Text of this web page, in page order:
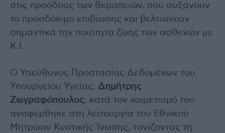
στις προόδους των θεραπειών, που αυξάνουν
το προσδόκιμο επιβίωσης και βελτιώνουν
σημαντικά την ποιότητα ζωής των ασθενών με
Κ.Ι.
Ο Υπεύθυνος Προστασίας Δεδομένων του
Υπουργείου Υγείας, Δημήτρης
Ζωγραφόπουλος, κατά τον χαιρετισμό του
αναφέρθηκε στη λειτουργία του Εθνικού
Μητρώου Κυστικής Ίνωσης, τονίζοντας τη